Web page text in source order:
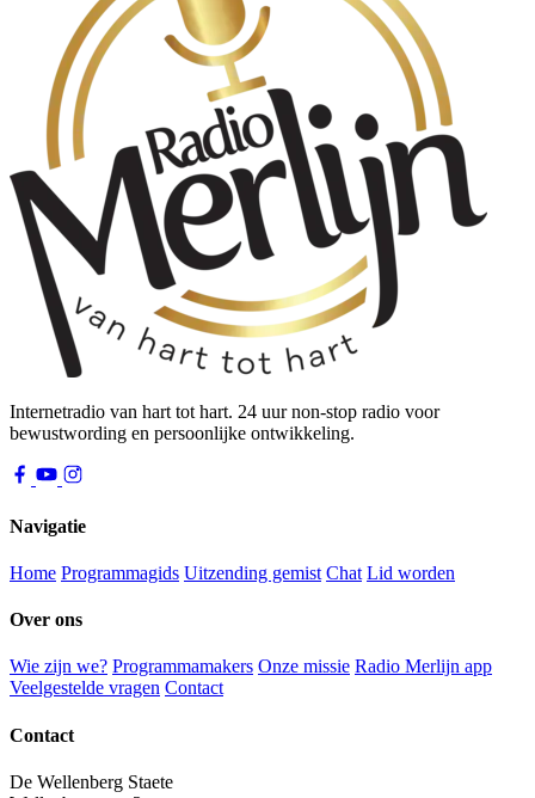
Internetradio van hart tot hart. 24 uur non-stop radio voor
bewustwording en persoonlijke ontwikkeling.
Navigatie
Home Programmagids Uitzending gemist Chat Lid worden
Over ons
Wie zijn we? Programmamakers Onze missie Radio Merlijn app
Veelgestelde vragen Contact
Contact
De Wellenberg Staete